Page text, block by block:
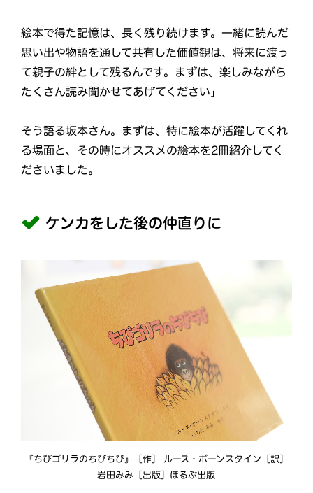
絵本で得た記憶は、長く残り続けます。一緒に読んだ
思い出や物語を通して共有した価値観は、将来に渡っ
て親子の絆として残るんです。まずは、楽しみながら
たくさん読み聞かせてあげてください」
そう語る坂本さん。まずは、特に絵本が活躍してくれ
る場面と、その時にオススメの絵本を2冊紹介してく
ださいました。
ケンカをした後の仲直りに
『ちびゴリラのちびちび』［作］ ルース・ボーンスタイン［訳］
岩田みみ［出版］ほるぷ出版